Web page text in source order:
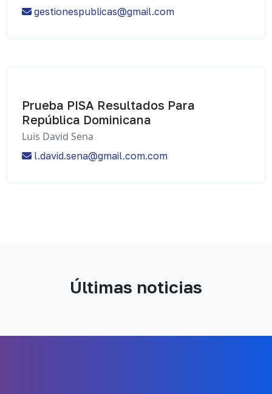
gestionespublicas@gmail.com
Prueba PISA Resultados Para
República Dominicana
Luis David Sena
l.david.sena@gmail.com.com
Últimas noticias